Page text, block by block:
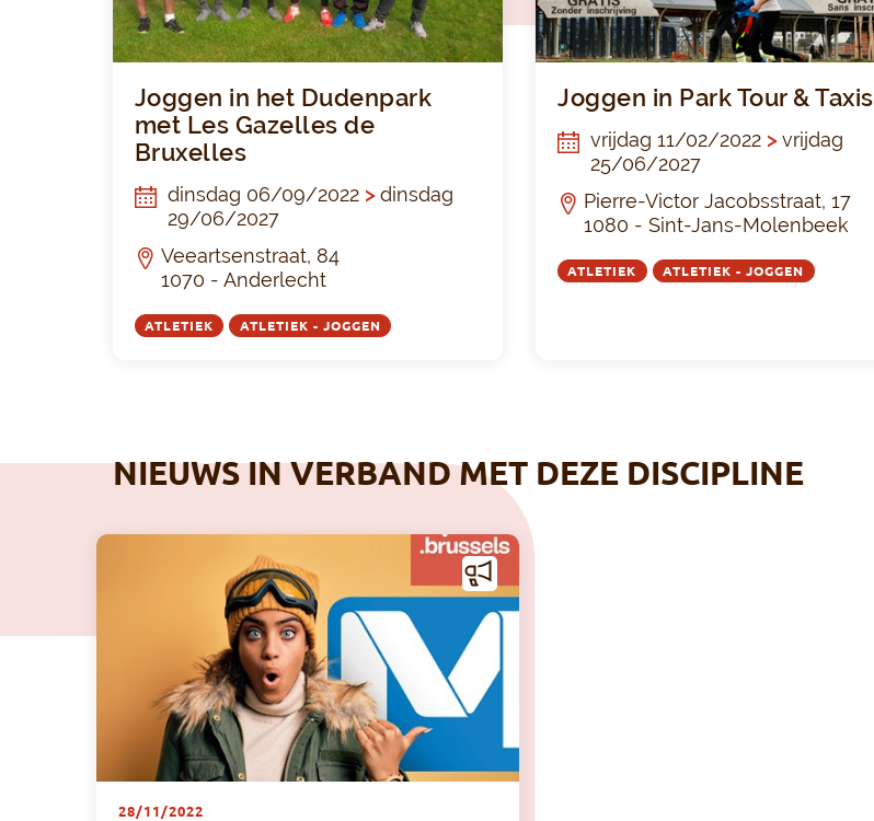
Joggen in het Dudenpark
met Les Gazelles de
Bruxelles
dinsdag 06/09/2022 >dinsdag
29/06/2027
Veeartsenstraat, 84
1070 - Anderlecht
ATLETIEK ATLETIEK - JOGGEN
Joggen in Park Tour & Taxis
vrijdag 11/02/2022 >vrijdag
25/06/2027
Pierre-Victor Jacobsstraat, 17
1080 - Sint-Jans-Molenbeek
ATLETIEK ATLETIEK - JOGGEN
NIEUWS IN VERBAND MET DEZE DISCIPLINE
IEU
WS
28/11/2022